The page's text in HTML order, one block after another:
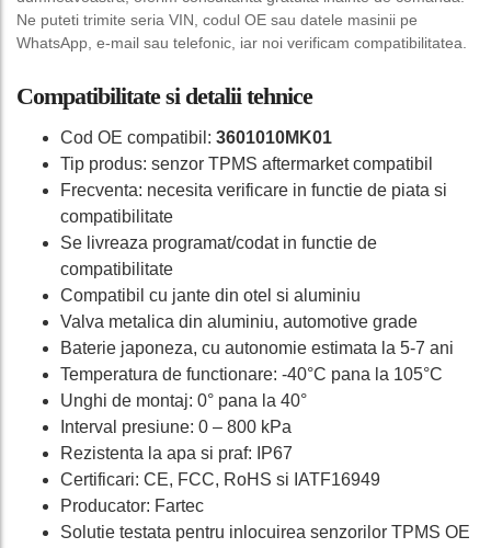
Ne puteti trimite seria VIN, codul OE sau datele masinii pe
WhatsApp, e-mail sau telefonic, iar noi verificam compatibilitatea.
Compatibilitate si detalii tehnice
Cod OE compatibil: 3601010MK01
Tip produs: senzor TPMS aftermarket compatibil
Frecventa: necesita verificare in functie de piata si
compatibilitate
Se livreaza programat/codat in functie de
compatibilitate
Compatibil cu jante din otel si aluminiu
Valva metalica din aluminiu, automotive grade
Baterie japoneza, cu autonomie estimata la 5-7 ani
Temperatura de functionare: -40°C pana la 105°C
Unghi de montaj: 0° pana la 40°
Interval presiune: 0 – 800 kPa
Rezistenta la apa si praf: IP67
Certificari: CE, FCC, RoHS si IATF16949
Producator: Fartec
Solutie testata pentru inlocuirea senzorilor TPMS OE